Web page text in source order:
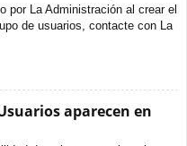
por La Administración al crear el
de usuarios, contacte con La
aparecen en